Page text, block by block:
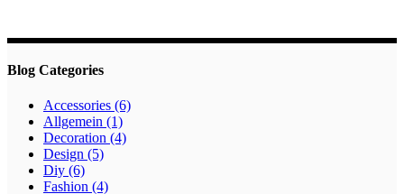
Blog Categories
Accessories (6)
Allgemein (1)
Decoration (4)
Design (5)
Diy (6)
Fashion (4)